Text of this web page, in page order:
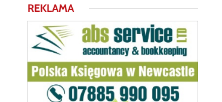
REKLAMA